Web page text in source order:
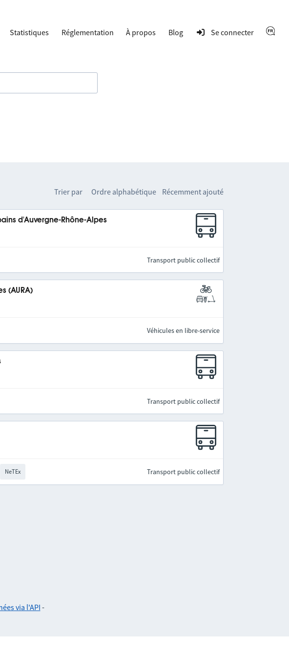
Statistiques Réglementation À propos Blog Se connecter
Trier par Ordre alphabétique Récemment ajouté
d'Auvergne-Rhône-Alpes
Transport public collectif
(AURA)
Véhicules en libre-service
Transport public collectif
NeTEx Transport public collectif
via l'API -